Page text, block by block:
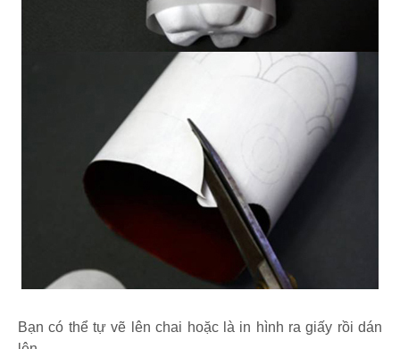
Bạn có thể tự vẽ lên chai hoặc là in hình ra giấy rồi dán